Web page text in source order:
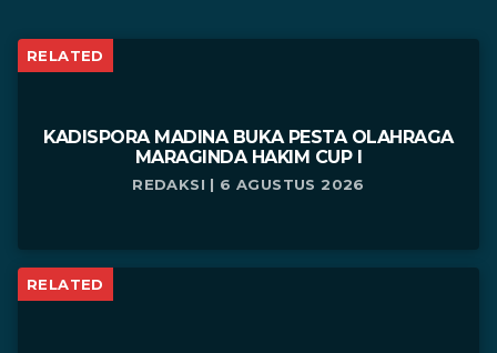
RELATED
KADISPORA MADINA BUKA PESTA OLAHRAGA
MARAGINDA HAKIM CUP I
REDAKSI | 6 AGUSTUS 2026
RELATED